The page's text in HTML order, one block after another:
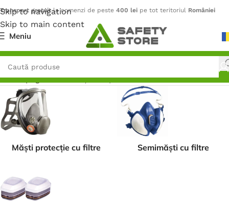
Skip to navigation
Skip to main content
Transport gratuitla comenzi de peste 400 lei pe tot teritoriul României
Meniu
Prima pagină/ Protecție respiratorie
Măști protecție cu filtre Semimăști cu filtre